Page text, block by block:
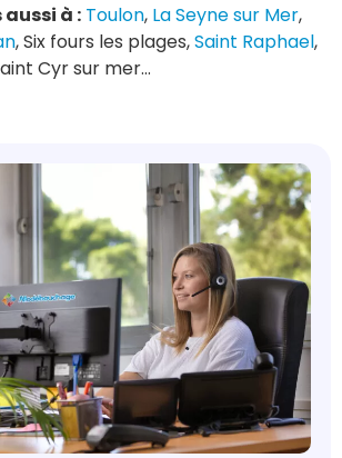
à : Toulon, La Seyne sur Mer,
, Six fours les plages,Saint Raphael,
Cyr sur mer…